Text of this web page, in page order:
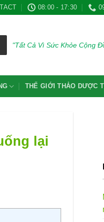
08:00 - 17:30
"Tất Cả Vì Sức Khỏe Cộng
THẾ GIỚI THẢO DƯỢC
lại